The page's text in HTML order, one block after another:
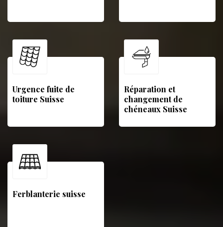
Urgence fuite de
toiture Suisse
Réparation et
changement de
chéneaux Suisse
Ferblanterie suisse